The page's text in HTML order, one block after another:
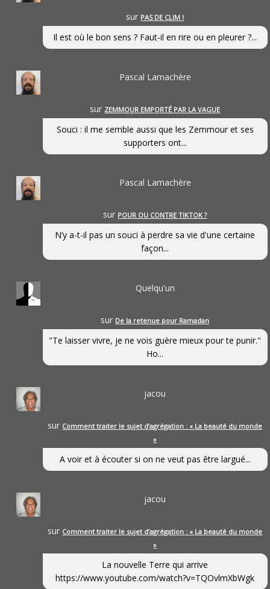
sur PAS DE CLIM !
Il est où le bon sens ? Faut-il en rire ou en pleurer ?...
Pascal Lamachère
sur ZEMMOUR EMPORTÉ PAR LA VAGUE
Souci : il me semble aussi que les Zemmour et ses
supporters ont...
Pascal Lamachère
sur POUR OU CONTRE TIKTOK ?
N’y a-t-il pas un souci à perdre sa vie d'une certaine
façon...
Quelqu'un
sur De la retenue pour Ramadan
"Te laisser vivre, je ne vois guère mieux pour te punir."
Ho...
jacou
sur Comment traiter le sujet d’agrégation : « La beauté du monde
»
A voir et à écouter si on ne veut pas être largué...
jacou
sur Comment traiter le sujet d’agrégation : « La beauté du monde
»
La nouvelle Terre qui arrive
https://www.youtube.com/watch?v=TQOvlmXbWgk